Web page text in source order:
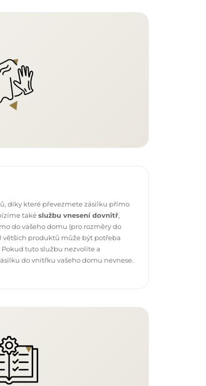
díky které převezmete zásilku přímo
takéslužbu vnesení dovnitř,
do vašeho domu (pro rozměry do
větších produktů může být potřeba
tuto službu nezvolíte a
do vnitřku vašeho domu nevnese.